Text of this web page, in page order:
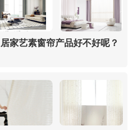
家艺素窗帘产品好不好呢？